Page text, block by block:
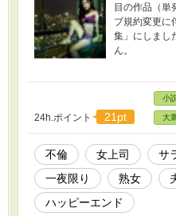
目の作品（単
ブ規約変更に
集」にしまし
ん。
24h.ポイント 21pt
小
大
不倫 女上司 サ
一夜限り
熟女
ハッピーエンド